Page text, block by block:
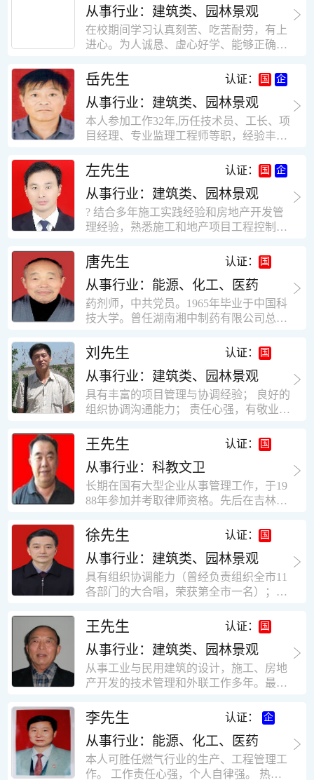
从事行业：建筑类、园林景观
在校期间学习认真刻苦、吃苦耐劳，有上
进心。为人诚恳、虚心好学、能够正确对
思想积极上进，接受能力和独立能力强，
有很强的团队精神和集体荣誉感。做事认
真负责，有很强的责任心。秉承山大扎
实、厚重的学风。为人正直、诚信、稳
重。有强烈的上进心、事业心。有很强的
工作学习认真踏实，能够吃苦耐劳，责任
心强。 性格外向、开朗，有良好的人
际关系和一定的组织能力。做事认真负
责、积极肯干。我有信心在今后的工作岗
位上发挥自己的才能!积极的人生观，在我
的字典中没有“放弃”，始终坚信只要努力
快掌握一种新事物的能力。我的格言：也
许我不是最好的，但我会做得更好。知识
面广泛，头脑灵活，思维开阔敏捷，极富
创新精神。
岳先生 认证：
从事行业：建筑类、园林景观
本人参加工作32年,历任技术员、工长、项
目经理、专业监理工程师等职，经验丰
计，工程经济技术分析，能适应建筑行业
各种岗位，组织协调能力强，技术全面，
适用工地管理． 本人1978年高中毕业，同
年参加工作，至今已在建筑行业工作了30
年。从1978年进入本县建筑公司学徒开始
目经理、专业监理工程师等职。 管理过许
多各种结构的工业及民用建筑。1984年至
1986年就职于新疆乌鲁木齐铁路局劳动服
务公司建筑三工区任技术员。参于管理的
项目有：职工居乐部游艺楼，4000平方，
砖混结构。职工电教楼，8000平方，框架
方。1987至1981988年爱聘于郑州市荥阳
第二建筑公司，任郑州市天然气公司基地
建设项目施工员。该项目有15层办公楼及
裙楼一栋8000平方。框架结构。住宅楼4
栋16000平方，6层砖混结构。1989年至19
术负责人，该项目为水泥生产线，该项目
有圆形连体熟料仓12，每个直径9米高41
米，砖混结构，皮带运输走廊一个，框架
结构长185米，高5.2米的框架结构。1991
年调入新乡市新营建筑公司历任：七里三
营乡刘庄火力发电厂项目经理，该项目有
平方装配式工业厂房，焦作市林果住宅小
区项目经理，该项目有住宅楼9栋6层砖混
结构，总建筑面积36000平方米。2004年
限公司专业监理工程师，广东重工监理有
限公司任专业监理工程师，监督的工程
有：广东东莞市花润雪花啤酒厂二期扩建
工程，该工程有钢结构工业厂房2栋，每
栋9000平方米。东莞市新世纪花苑，该工
场；一栋17层。2栋总面积32000平方米，
框架结构。南奥园金州商业步行街等工
程。30年的工作经验积累，使自己能适应
建筑行业的多种工作岗位。
左先生 认证：
从事行业：建筑类、园林景观
? 结合多年施工实践经验和房地产开发管
理经验，熟悉施工和地产项目工程控制要
意识，丰富的经营理念和管理手段，能独
立处理各种工程技术问题；具有较强的沟
通协调能力和组织管理能力； ? 近十多年
的房地产方面工作经验，现任职江苏雨润
农产品集团南昌公司副总经理兼工程总工
识，能够合理高效的做好企业内部管理和
人员结构调整；具有大型工程及房地产公
司管理经验，以及公关的能力和商务谈判
能力。 ? 自认为是个有良好职业道德、有
责任心、有敬业精神，能承受巨大工作压
力的职业经理人！……
唐先生 认证：
从事行业：能源、化工、医药
药剂师，中共党员。1965年毕业于中国科
技大学。曾任湖南湘中制药有限公司总工
员、理事。高级工程师，执业药师，中国
药学会高级会员。享受国务院津贴专家。
丙戊酸镁缓释片及其制备工艺国家发明专
利人。
刘先生 认证：
从事行业：建筑类、园林景观
具有丰富的项目管理与协调经验； 良好的
组织协调沟通能力； 责任心强，有敬业创
闭路电视监控系统、防盗报警系统、门禁
一卡通系统、停车场管理系统、巡更系
统、远程抄表系统等相关系统主流产品，
有较强的售前技术支持能力，并具有较丰
富的设备调试经验； 能独立完成系统集成
建与扩充经验，并具备教育训练能力；
王先生 认证：
从事行业：科教文卫
长期在国有大型企业从事管理工作，于19
88年参加并考取律师资格。先后在吉林油
辽宁华夏律师事务所和辽宁鑫诺律师事务
所执业。王律师在数十年的执业经历中，
多次与美国、英国、香港、北京、深圳等
地的律师共同办理法律事务。 对民商事的
诉讼和非诉讼的合同纠纷、劳动纠纷、债
对刑事案件、仲裁案件都颇有造诣。尤其
擅长处理涉及公司管理、企业改制，资产
收购重组等法律业务。王律师有多篇学术
论文在省部级会议和刊物上发表。数十年
的执业经历中，王律师经办了数百起诉讼
和非诉讼案件，取得了较好的经济效益和
律师一贯的工作作风；法律第一和当事人
合法权益第一，忠诚和敬业是王福营律师
的永恒的追求。
徐先生 认证：
从事行业：建筑类、园林景观
具有组织协调能力（曾经负责组织全市11
各部门的大合唱，荣获第全市一名）；知
等领域）；实际工作能力强，且经验丰
富。
王先生 认证：
从事行业：建筑类、园林景观
从事工业与民用建筑的设计，施工、房地
产开发的技术管理和外联工作多年。最大
最高26层。基础理论和专业技术知识功底
深厚，能熟练从事复杂技术工程的设计与
计算工作，有丰富的大中型工程项目的施
工技术经验。知识广博，设计、施工、予
决算、资产评估等都有较深造诣。曾独立
李先生 认证：
从事行业：能源、化工、医药
本人可胜任燃气行业的生产、工程管理工
作。 工作责任心强，个人自律强。 热爱